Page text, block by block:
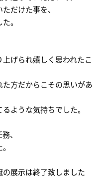
だけた事を、
。
げられ嬉しく思われたこ
方だからこその思いがあ
ような気持ちでした。
、
展示は終了致しました